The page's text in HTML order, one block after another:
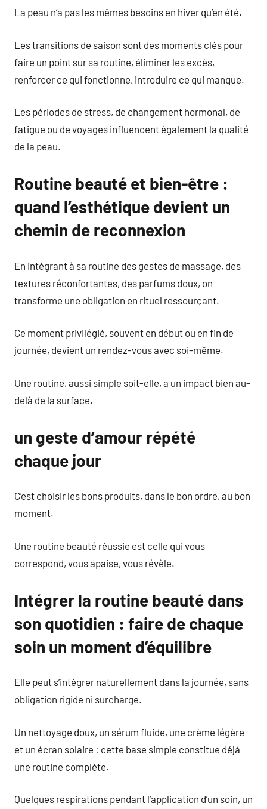
La peau n’a pas les mêmes besoins en hiver qu’en été.
Les transitions de saison sont des moments clés pour
faire un point sur sa routine, éliminer les excès,
renforcer ce qui fonctionne, introduire ce qui manque.
Les périodes de stress, de changement hormonal, de
fatigue ou de voyages influencent également la qualité
de la peau.
Routine beauté et bien-être :
quand l’esthétique devient un
chemin de reconnexion
En intégrant à sa routine des gestes de massage, des
textures réconfortantes, des parfums doux, on
transforme une obligation en rituel ressourçant.
Ce moment privilégié, souvent en début ou en fin de
journée, devient un rendez-vous avec soi-même.
Une routine, aussi simple soit-elle, a un impact bien au-
delà de la surface.
un geste d’amour répété
chaque jour
C’est choisir les bons produits, dans le bon ordre, au bon
moment.
Une routine beauté réussie est celle qui vous
correspond, vous apaise, vous révèle.
Intégrer la routine beauté dans
son quotidien : faire de chaque
soin un moment d’équilibre
Elle peut s’intégrer naturellement dans la journée, sans
obligation rigide ni surcharge.
Un nettoyage doux, un sérum fluide, une crème légère
et un écran solaire : cette base simple constitue déjà
une routine complète.
Quelques respirations pendant l’application d’un soin, un